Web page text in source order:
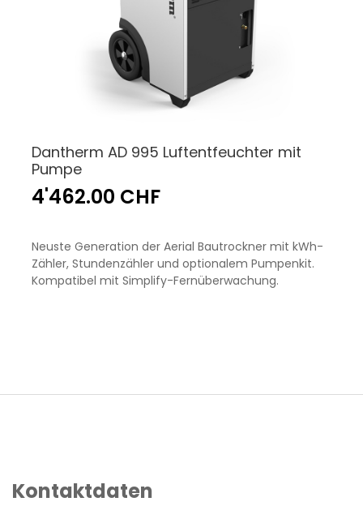
Dantherm AD 995 Luftentfeuchter mit
Pumpe
4'462.00 CHF
Neuste Generation der Aerial Bautrockner mit kWh-
Zähler, Stundenzähler und optionalem Pumpenkit.
Kompatibel mit Simplify-Fernüberwachung.
Kontaktdaten